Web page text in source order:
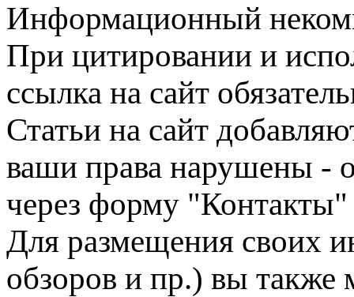
Информационный
При цитировании и
ссылка на сайт
Статьи на сайт
ваши права нарушены -
через форму "Контакты"
Для размещения своих
обзоров и пр.) вы также